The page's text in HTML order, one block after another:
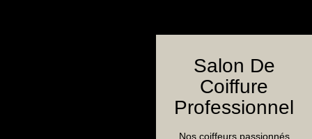
Salon De
Coiffure
Professionnel
Nos coiffeurs passionnés